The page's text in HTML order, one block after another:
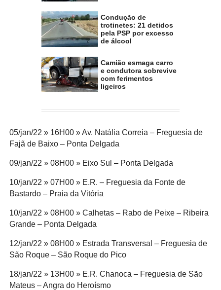
Condução de
trotinetes: 21 detidos
pela PSP por excesso
de álcool
Camião esmaga carro
e condutora sobrevive
com ferimentos
ligeiros
05/jan/22 » 16H00 » Av. Natália Correia – Freguesia de
Fajã de Baixo – Ponta Delgada
09/jan/22 » 08H00 » Eixo Sul – Ponta Delgada
10/jan/22 » 07H00 » E.R. – Freguesia da Fonte de
Bastardo – Praia da Vitória
10/jan/22 » 08H00 » Calhetas – Rabo de Peixe – Ribeira
Grande – Ponta Delgada
12/jan/22 » 08H00 » Estrada Transversal – Freguesia de
São Roque – São Roque do Pico
18/jan/22 » 13H00 » E.R. Chanoca – Freguesia de São
Mateus – Angra do Heroísmo